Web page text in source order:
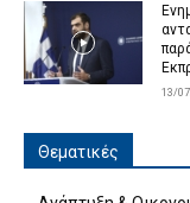
13/
Θεματικές